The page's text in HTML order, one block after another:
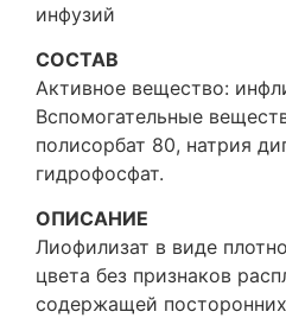
инфузий
СОСТАВ
Активное вещество:
Вспомогательные
полисорбат 80, натрия
гидрофосфат.
ОПИСАНИЕ
Лиофилизат в виде
цвета без признаков
содержащей